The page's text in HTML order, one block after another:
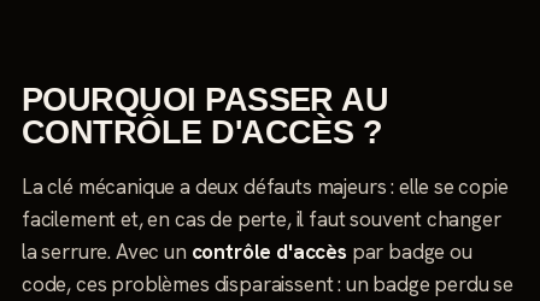
POURQUOI PASSER AU
CONTRÔLE D'ACCÈS ?
La clé mécanique a deux défauts majeurs : elle se copie
facilement et, en cas de perte, il faut souvent changer
la serrure. Avec un contrôle d'accès par badge ou
code, ces problèmes disparaissent : un badge perdu se